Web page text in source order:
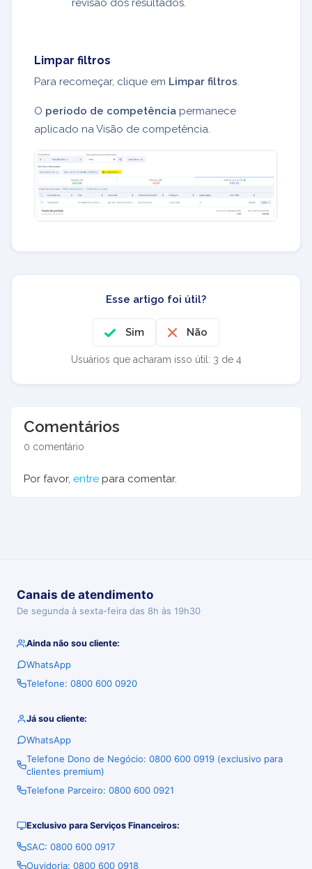
revisão dos resultados.
Limpar filtros
Para recomeçar, clique em Limpar filtros.
O período de competência permanece
aplicado na Visão de competência.
Esse artigo foi útil?
Sim Não
Usuários que acharam isso útil: 3 de 4
Comentários
0 comentário
Por favor, entre para comentar.
Canais de atendimento
De segunda à sexta-feira das 8h às 19h30
Ainda não sou cliente:
WhatsApp
Telefone: 0800 600 0920
Já sou cliente:
WhatsApp
Telefone Dono de Negócio: 0800 600 0919 (exclusivo para
clientes premium)
Telefone Parceiro: 0800 600 0921
Exclusivo para Serviços Financeiros:
SAC: 0800 600 0917
Ouvidoria: 0800 600 0918